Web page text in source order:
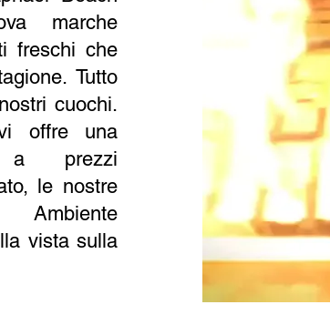
marche
freschi che
Tutto
cuochi.
offre una
prezzi
le nostre
Ambiente
vista sulla